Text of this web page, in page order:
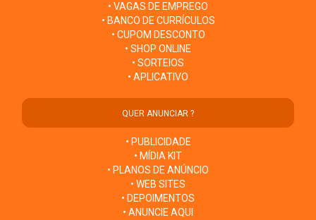
• VAGAS DE EMPREGO
• BANCO DE CURRÍCULOS
• CUPOM DESCONTO
• SHOP ONLINE
• SORTEIOS
• APLICATIVO
QUER ANUNCIAR ?
• PUBLICIDADE
• MÍDIA KIT
• PLANOS DE ANÚNCIO
• WEB SITES
• DEPOIMENTOS
• ANUNCIE AQUI